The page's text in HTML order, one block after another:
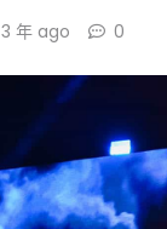
3 年 ago 0